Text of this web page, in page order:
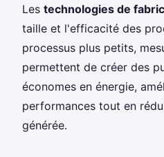
Les technologies de
taille et l'efficacité des
processus plus petits,
permettent de créer des
économes en énergie,
performances tout en
générée.